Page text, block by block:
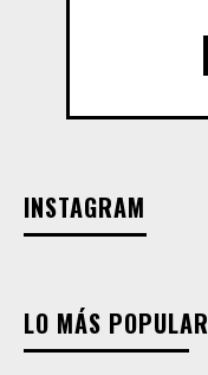
INSTAGRAM
LO MÁS POPULAR